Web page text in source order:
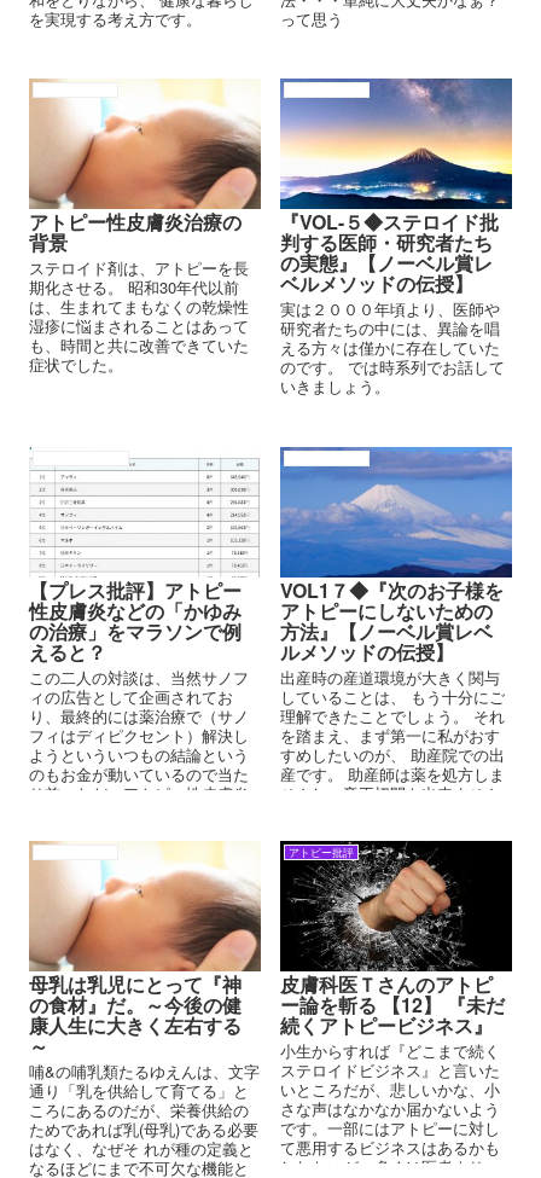
を実現する考え方です。
って思う
アトピー性皮膚炎治療の
背景
ステロイド剤は、アトピーを長
期化させる。 昭和30年代以前
は、生まれてまもなくの乾燥性
湿疹に悩まされることはあって
も、時間と共に改善できていた
症状でした。
『VOL-５◆ステロイド批
判する医師・研究者たち
の実態』【ノーベル賞レ
ベルメソッドの伝授】
実は２０００年頃より、医師や
研究者たちの中には、異論を唱
える方々は僅かに存在していた
のです。 では時系列でお話して
いきましょう。
【プレス批評】アトピー
性皮膚炎などの「かゆみ
の治療」をマラソンで例
えると？
この二人の対談は、当然サノフ
ィの広告として企画されてお
り、最終的には薬治療で（サノ
フィはディピクセント）解決し
ようといういつもの結論という
のもお金が動いているので当た
り前。ただ、アトピー性皮膚炎
え』『マラソンの例え』『登山
の例え』がここでも出される。
VOL1７◆『次のお子様を
アトピーにしないための
方法』【ノーベル賞レベ
ルメソッドの伝授】
出産時の産道環境が大きく関与
していることは、 もう十分にご
理解できたことでしょう。 それ
を踏まえ、まず第一に私がおす
すめしたいのが、 助産院での出
産です。 助産師は薬を処方しま
せんし、帝王切開も出来ません
のです。 聞き取りでも、助産院
出産での発症は１％以下です。
母乳は乳児にとって『神
の食材』だ。～今後の健
康人生に大きく左右する
～
哺&の哺乳類たるゆえんは、文字
通り「乳を供給して育てる」と
ころにあるのだが、栄養供給の
ためであれば乳(母乳)である必要
はなく、なぜそ れが種の定義と
なるほどにまで不可欠な機能と
アトピー批評
皮膚科医Ｔさんのアトピ
ー論を斬る 【12】 『未だ
続くアトピービジネス』
小生からすれば『どこまで続く
ステロイドビジネス』と言いた
いところだが、悲しいかな、小
さな声はなかなか届かないよう
です。一部にはアトピーに対し
て悪用するビジネスはあるかも
しれないが、多くは医者より